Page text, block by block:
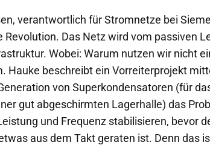
verantwortlich für Stromnetze bei
Revolution. Das Netz wird vom passiven
Wobei: Warum nutzen wir nicht
Hauke beschreibt ein Vorreiterprojekt
von Superkondensatoren (für
gut abgeschirmten Lagerhalle) das
und Frequenz stabilisieren, bevor
aus dem Takt geraten ist. Denn das